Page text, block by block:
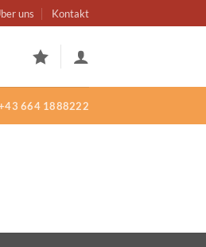
uns Kontakt
664 1888222